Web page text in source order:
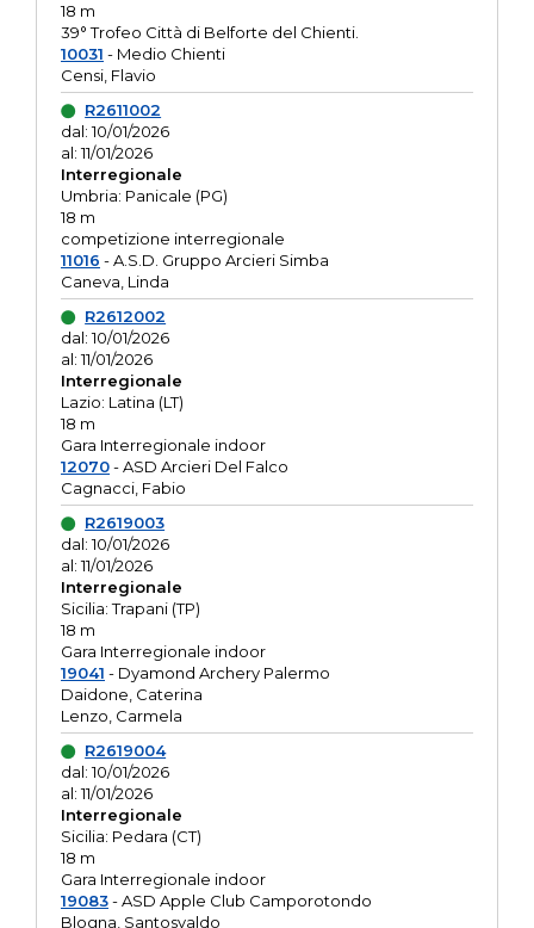
18 m
39° Trofeo Città di Belforte del Chienti.
10031 - Medio Chienti
Censi, Flavio
R2611002
dal: 10/01/2026
al: 11/01/2026
Interregionale
Umbria: Panicale (PG)
18 m
competizione interregionale
11016 - A.S.D. Gruppo Arcieri Simba
Caneva, Linda
R2612002
dal: 10/01/2026
al: 11/01/2026
Interregionale
Lazio: Latina (LT)
18 m
Gara Interregionale indoor
12070- ASD Arcieri Del Falco
Cagnacci, Fabio
R2619003
dal: 10/01/2026
al: 11/01/2026
Interregionale
Sicilia: Trapani (TP)
18 m
Gara Interregionale indoor
19041 - Dyamond Archery Palermo
Daidone, Caterina
Lenzo, Carmela
R2619004
dal: 10/01/2026
al: 11/01/2026
Interregionale
Sicilia: Pedara (CT)
18 m
Gara Interregionale indoor
19083- ASD Apple Club Camporotondo
Blogna, Santosvaldo